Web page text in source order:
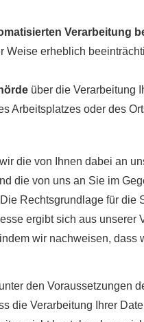
Verarbeitung
erheblich
über die Verarbeitung
Arbeitsplatzes oder des
die von Ihnen dabei an
die von uns an Sie im
Rechtsgrundlage für die
ergibt sich aus unserer
wir nachweisen, dass
den Voraussetzungen
die Verarbeitung Ihrer